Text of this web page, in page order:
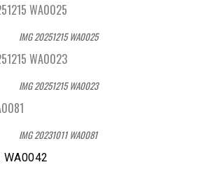
IMG 20251215 WA0025
IMG 20251215 WA0023
IMG 20231011 WA0081